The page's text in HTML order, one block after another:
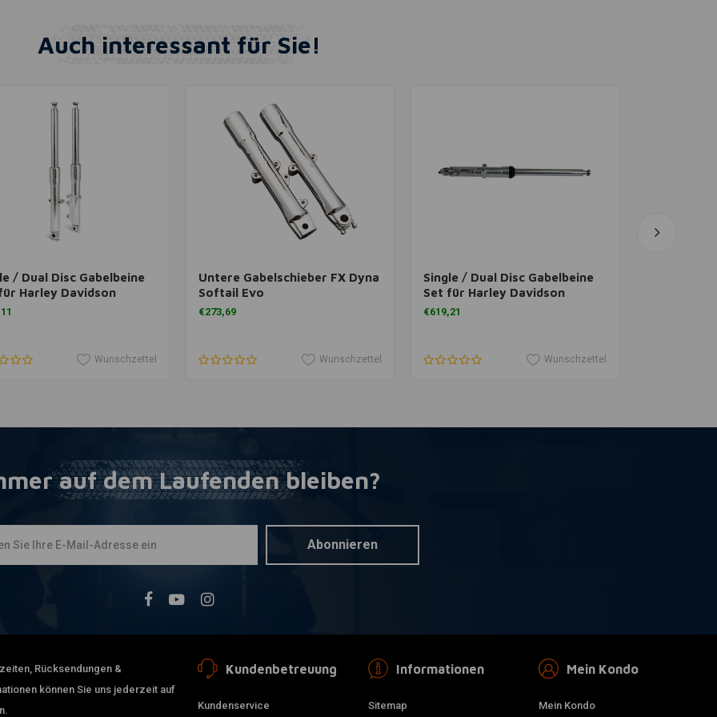
Auch interessant für Sie!
View more
/ Dual Disc Gabelbeine
Harley Davidson
86-99 FLST (NU)
Wunschzettel
View more
Untere Gabelschieber FX Dyna
Softail Evo
€273,69
Wunschzettel
View more
Single / Dual Disc Gabelbeine
Set für Harley Davidson
Softail 84-99 FXST MODELLE
€619,21
Wunschzettel
auf dem Laufenden bleiben?
Abonnieren
Rücksendungen &
können Sie uns jederzeit auf
Kundenbetreuung
Kundenservice
Informationen
Sitemap
Mein Kondo
Mein Kondo